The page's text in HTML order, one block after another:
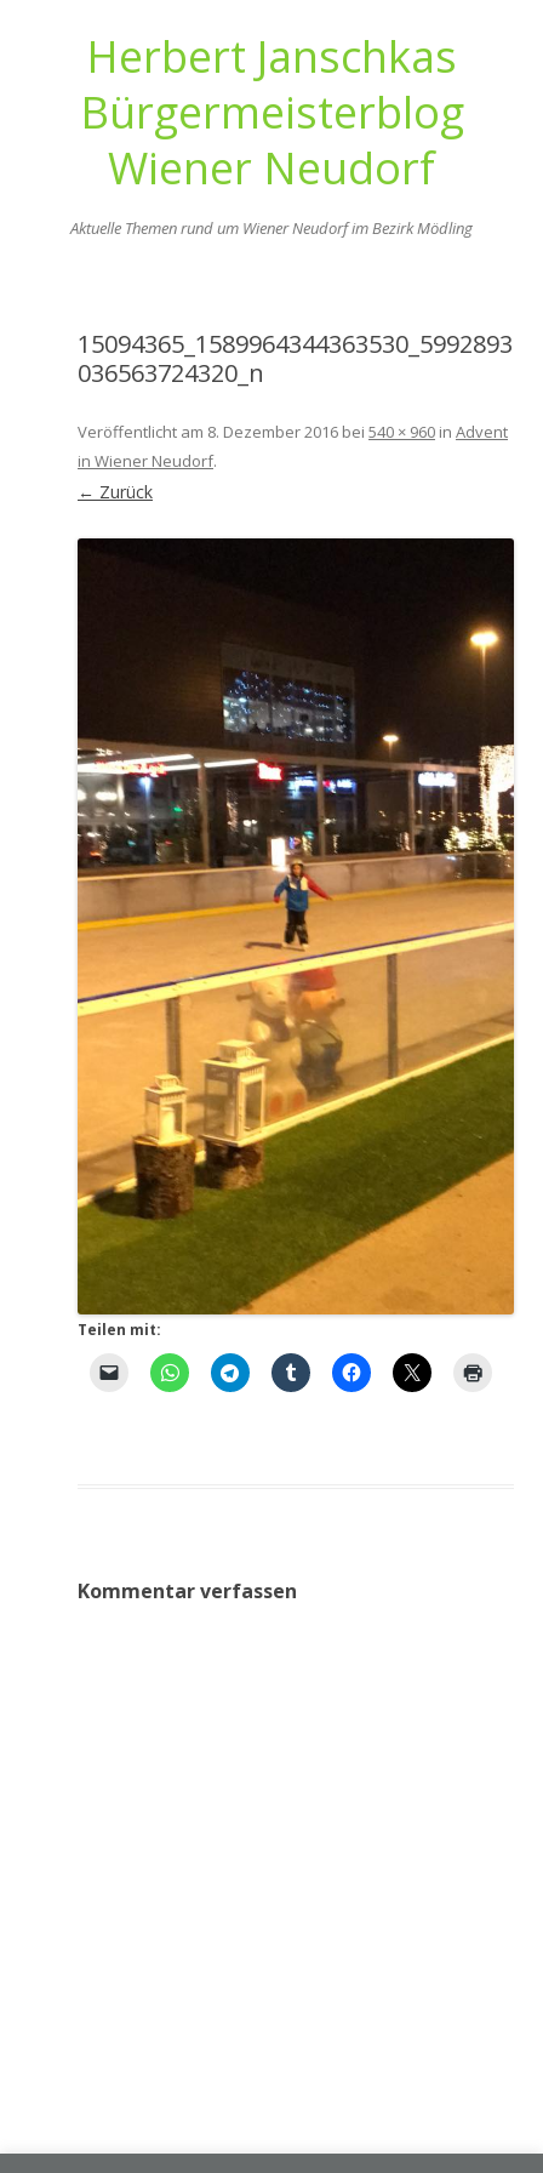
Herbert Janschkas
Bürgermeisterblog
Wiener Neudorf
Aktuelle Themen rund um Wiener Neudorf im Bezirk Mödling
15094365_1589964344363530_5992893
036563724320_n
Veröffentlicht am 8. Dezember 2016 bei 540 × 960 in Advent
in Wiener Neudorf.
← Zurück
Teilen mit:
Kommentar verfassen